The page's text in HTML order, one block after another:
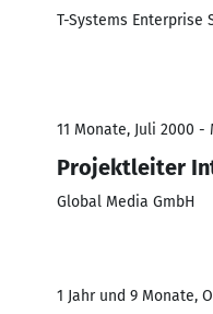
T-Systems Enterprise
11 Monate, Juli 2000 -
Projektleiter
Global Media GmbH
1 Jahr und 9 Monate,